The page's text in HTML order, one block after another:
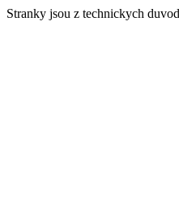
Stranky jsou z technickych